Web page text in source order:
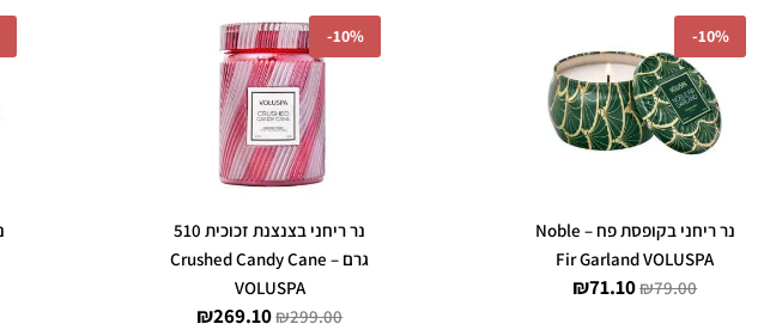
10%
-
נר ריחני בקופסת פח – Noble
Fir Garland VOLUSPA
₪79.00
היה:
₪79.00.
₪71.10
הוא:
₪71.10.
10%
-
נר ריחני בצנצנת זכוכית 510
גרם – Crushed Candy Cane
VOLUSPA
₪299.00
המחיר
המקורי
היה:
₪299.00.
₪269.10